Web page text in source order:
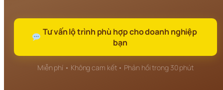
Tư vấn lộ trình phù hợp cho doanh nghiệp
bạn
Miễn phí • Không cam kết • Phản hồi trong 30 phút